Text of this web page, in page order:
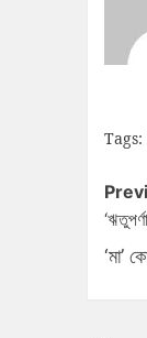
Tags:
‘মা’